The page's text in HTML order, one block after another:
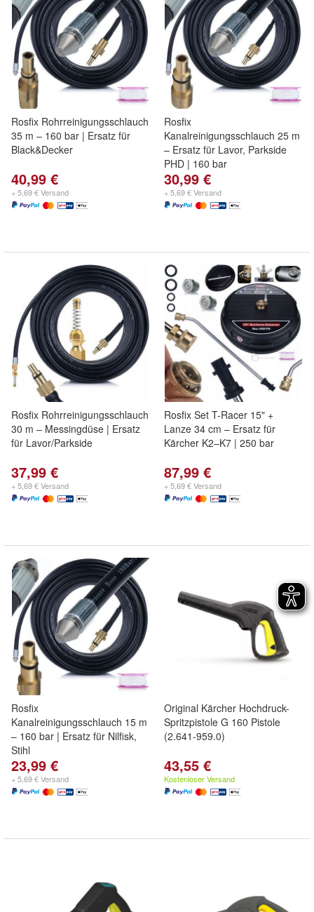
Rosfix Rohrreinigungsschlauch
35 m – 160 bar | Ersatz für
Black&Decker
40,99 €
+ 5,69 € Versand
Rosfix
Kanalreinigungsschlauch 25 m
– Ersatz für Lavor, Parkside
PHD | 160 bar
30,99 €
+ 5,69 € Versand
Rosfix Rohrreinigungsschlauch
30 m – Messingdüse | Ersatz
für Lavor/Parkside
37,99 €
+ 5,69 € Versand
Rosfix Set T-Racer 15" +
Lanze 34 cm – Ersatz für
Kärcher K2–K7 | 250 bar
87,99 €
+ 5,69 € Versand
Rosfix
Kanalreinigungsschlauch 15 m
– 160 bar | Ersatz für Nilfisk,
Stihl
23,99 €
+ 5,69 € Versand
Original Kärcher Hochdruck-
Spritzpistole G 160 Pistole
(2.641-959.0)
43,55 €
Kostenloser Versand